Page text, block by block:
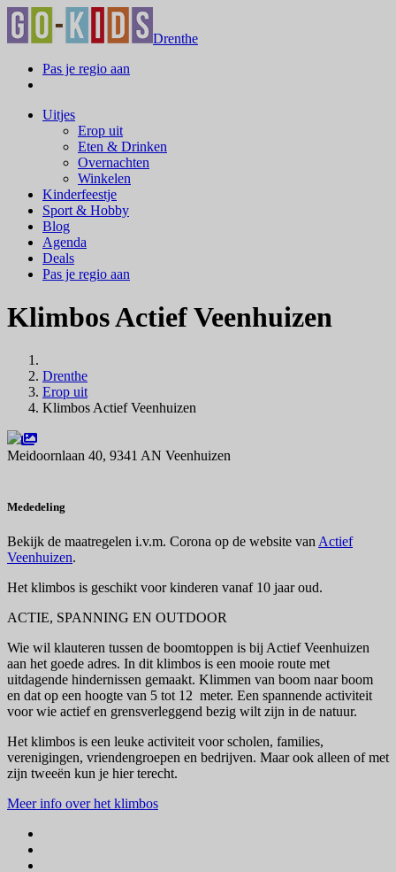
Drenthe
Pas je regio aan
Uitjes
Erop uit
Eten & Drinken
Overnachten
Winkelen
Kinderfeestje
Sport & Hobby
Blog
Agenda
Deals
Pas je regio aan
Klimbos Actief Veenhuizen
Drenthe
Erop uit
Klimbos Actief Veenhuizen
Meidoornlaan 40, 9341 AN Veenhuizen
Mededeling
Bekijk de maatregelen i.v.m. Corona op de website van Actief
Veenhuizen.
Het klimbos is geschikt voor kinderen vanaf 10 jaar oud.
ACTIE, SPANNING EN OUTDOOR
Wie wil klauteren tussen de boomtoppen is bij Actief Veenhuizen
aan het goede adres. In dit klimbos is een mooie route met
uitdagende hindernissen gemaakt. Klimmen van boom naar boom
en dat op een hoogte van 5 tot 12 meter. Een spannende activiteit
voor wie actief en grensverleggend bezig wilt zijn in de natuur.
Het klimbos is een leuke activiteit voor scholen, families,
verenigingen, vriendengroepen en bedrijven. Maar ook alleen of met
zijn tweeën kun je hier terecht.
Meer info over het klimbos